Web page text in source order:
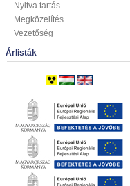
Nyitva tartás
Megközelítés
Vezetőség
Árlisták